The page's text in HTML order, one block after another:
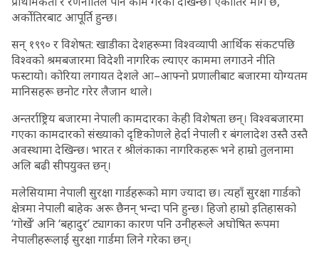
अर्कोतिरबाट आपूर्ति हुन्छ।
सन् १९९० र विशेषत: खाडीका देशहरूमा विश्वव्यापी आर्थिक संकटपछि
विश्वको श्रमबजारमा विदेशी नागरिक ल्याएर काममा लगाउने नीति
फस्टायो। कोरिया लगायत देशले आ–आफ्नो प्रणालीबाट बजारमा योग्यतम
मानिसहरू छनोट गरेर लैजान थाले।
अन्तर्राष्ट्रिय बजारमा नेपाली कामदारका केही विशेषता छन्। विश्वबजारमा
गएका कामदारको संख्याको दृष्टिकोणले हेर्दा नेपाली र बंगलादेश उस्तै उस्तै
अवस्थामा देखिन्छ। भारत र श्रीलंकाका नागरिकहरू भने हाम्रो तुलनामा
अलि बढी सीपयुक्त छन्।
मलेसियामा नेपाली सुरक्षा गार्डहरूको माग ज्यादा छ। त्यहाँ सुरक्षा गार्डको
क्षेत्रमा नेपाली बाहेक अरू छैनन् भन्दा पनि हुन्छ। हिजो हाम्रो इतिहासको
‘गोर्खे’ अनि ‘बहादुर’ ट्यागका कारण पनि उनीहरूले अघोषित रूपमा
नेपालीहरूलाई सुरक्षा गार्डमा लिने गरेका छन्।